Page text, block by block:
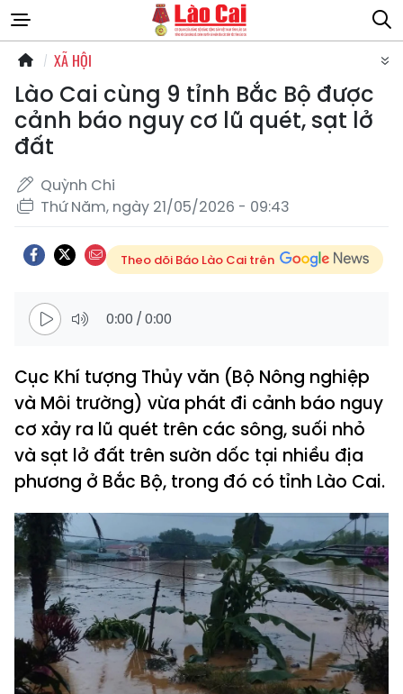
XÃ HỘI
Lào Cai cùng 9 tỉnh Bắc Bộ được
cảnh báo nguy cơ lũ quét, sạt lở
đất
Quỳnh Chi
Thứ Năm, ngày 21/05/2026 - 09:43
Theo dõi Báo Lào Cai trên
0:00 /0:00
Cục Khí tượng Thủy văn (Bộ Nông nghiệp
và Môi trường) vừa phát đi cảnh báo nguy
cơ xảy ra lũ quét trên các sông, suối nhỏ
và sạt lở đất trên sườn dốc tại nhiều địa
phương ở Bắc Bộ, trong đó có tỉnh Lào Cai.